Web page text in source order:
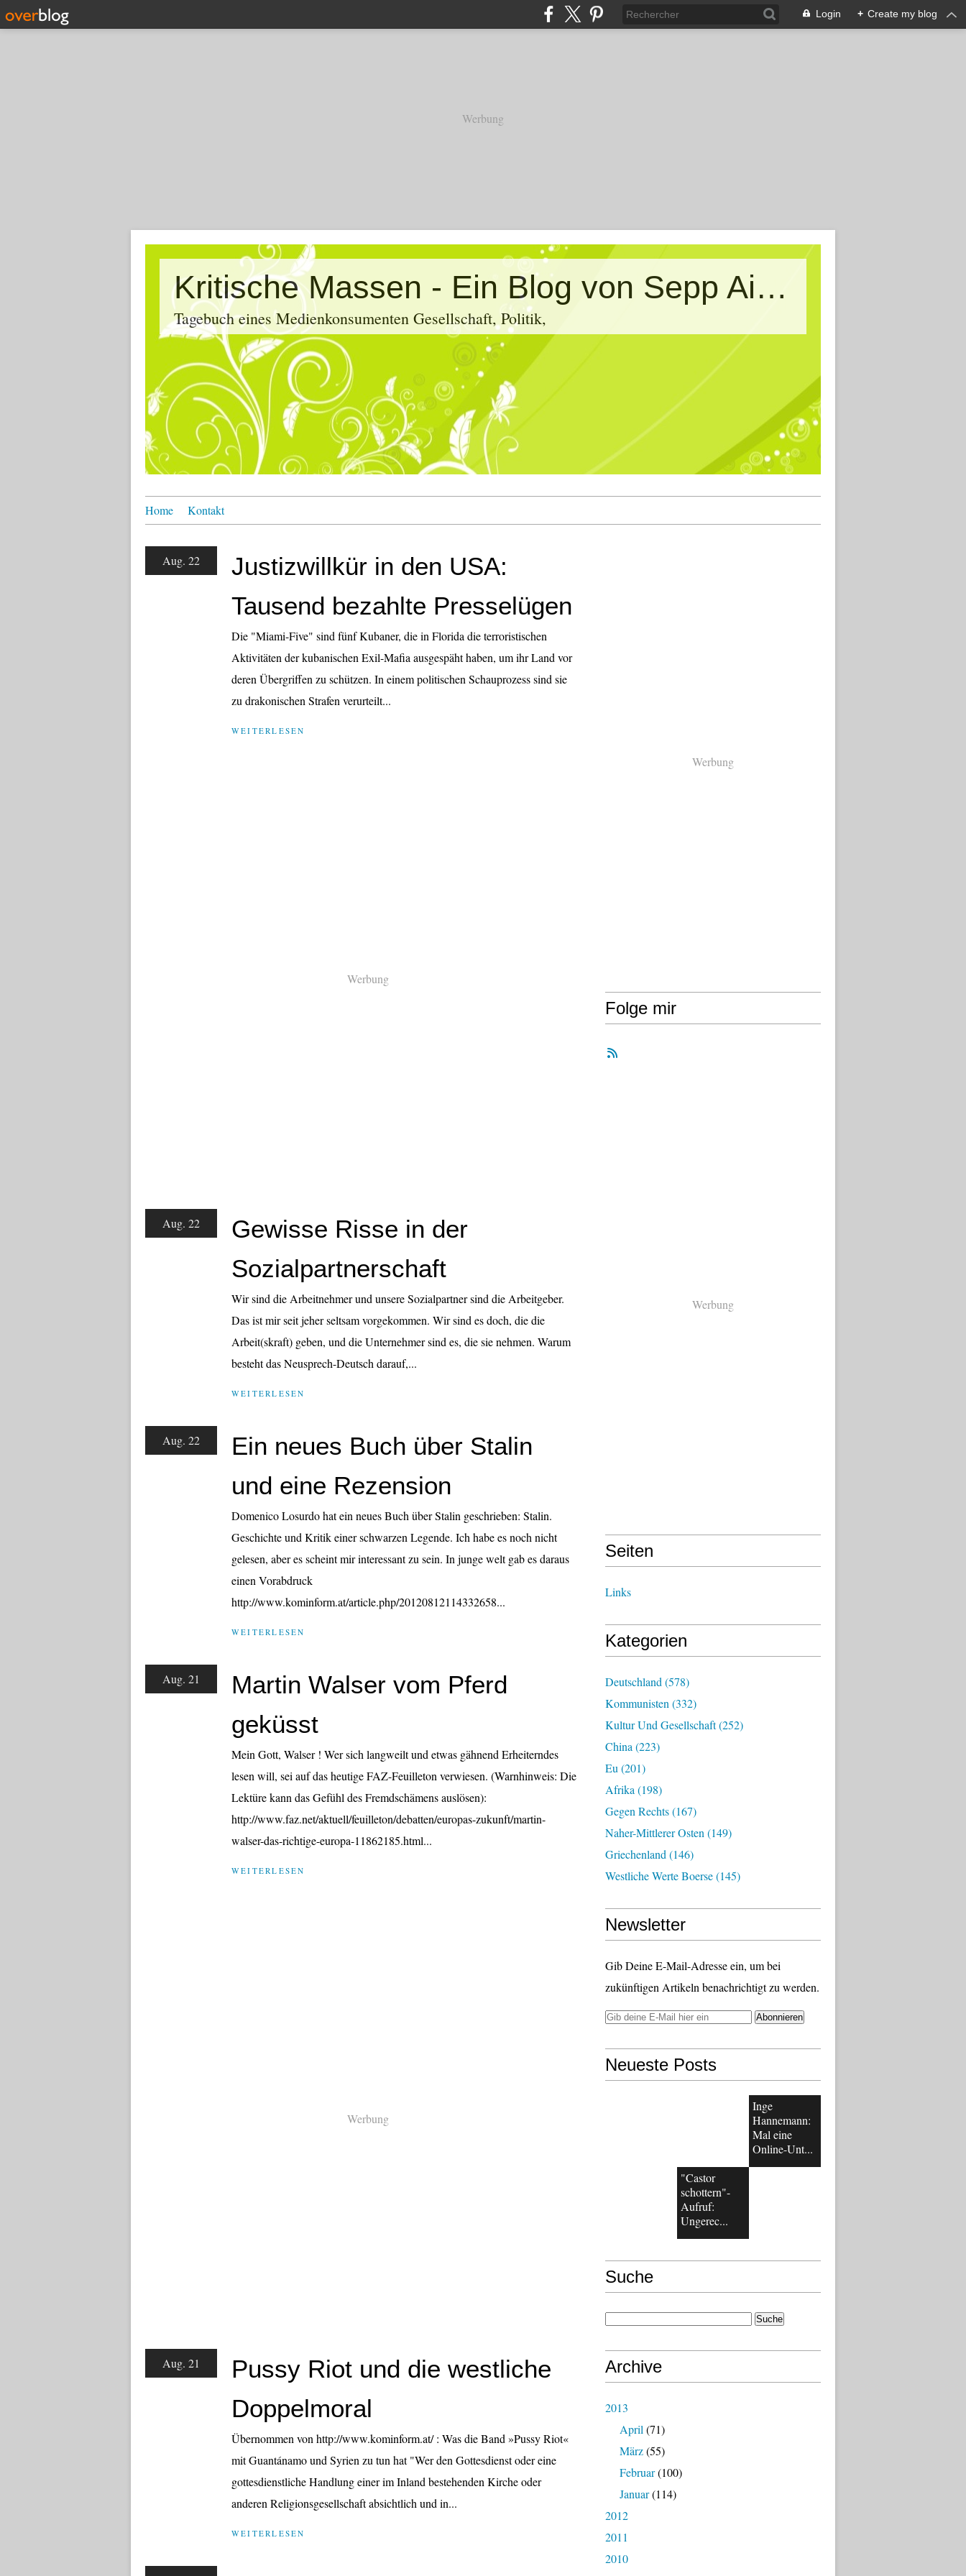
Login + Create my blog
Werbung
Kritische Massen - Ein Blog von Sepp Aigner
Tagebuch eines Medienkonsumenten Gesellschaft, Politik,
Home Kontakt
Aug. 22
Justizwillkür in den USA:
Tausend bezahlte Presselügen
Die "Miami-Five" sind fünf Kubaner, die in Florida die terroristischen
Aktivitäten der kubanischen Exil-Mafia ausgespäht haben, um ihr Land vor
deren Übergriffen zu schützen. In einem politischen Schauprozess sind sie
zu drakonischen Strafen verurteilt...
WEITERLESEN
Werbung
Aug. 22
Gewisse Risse in der
Sozialpartnerschaft
Wir sind die Arbeitnehmer und unsere Sozialpartner sind die Arbeitgeber.
Das ist mir seit jeher seltsam vorgekommen. Wir sind es doch, die die
Arbeit(skraft) geben, und die Unternehmer sind es, die sie nehmen. Warum
besteht das Neusprech-Deutsch darauf,...
WEITERLESEN
Aug. 22
Ein neues Buch über Stalin
und eine Rezension
Domenico Losurdo hat ein neues Buch über Stalin geschrieben: Stalin.
Geschichte und Kritik einer schwarzen Legende. Ich habe es noch nicht
gelesen, aber es scheint mir interessant zu sein. In junge welt gab es daraus
einen Vorabdruck
http://www.kominform.at/article.php/20120812114332658...
WEITERLESEN
Aug. 21
Martin Walser vom Pferd
geküsst
Mein Gott, Walser ! Wer sich langweilt und etwas gähnend Erheiterndes
lesen will, sei auf das heutige FAZ-Feuilleton verwiesen. (Warnhinweis: Die
Lektüre kann das Gefühl des Fremdschämens auslösen):
http://www.faz.net/aktuell/feuilleton/debatten/europas-zukunft/martin-
walser-das-richtige-europa-11862185.html...
WEITERLESEN
Werbung
Aug. 21
Pussy Riot und die westliche
Doppelmoral
Übernommen von http://www.kominform.at/ : Was die Band »Pussy Riot«
mit Guantánamo und Syrien zu tun hat "Wer den Gottesdienst oder eine
gottesdienstliche Handlung einer im Inland bestehenden Kirche oder
anderen Religionsgesellschaft absichtlich und in...
WEITERLESEN
Werbung
Folge mir
Werbung
Seiten
Links
Kategorien
Deutschland (578)
Kommunisten (332)
Kultur Und Gesellschaft(252)
China (223)
Eu (201)
Afrika (198)
Gegen Rechts(167)
Naher-Mittlerer Osten (149)
Griechenland (146)
Westliche Werte Boerse(145)
Newsletter
Gib Deine E-Mail-Adresse ein, um bei
zukünftigen Artikeln benachrichtigt zu werden.
Neueste Posts
Inge
Hannemann:
Mal eine
Online-Unt...
"Castor
schottern"-
Aufruf:
Ungerec...
Suche
Archive
2013
April (71)
März(55)
Februar(100)
Januar(114)
2012
2011
2010